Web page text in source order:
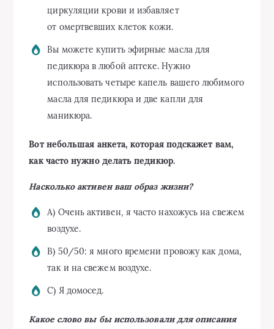
циркуляции крови и избавляет
от омертвевших клеток кожи.
Вы можете купить эфирные масла для
педикюра в любой аптеке. Нужно
использовать четыре капель вашего любимого
масла для педикюра и две капли для
маникюра.
Вот небольшая анкета, которая подскажет вам,
как часто нужно делать педикюр.
Насколько активен ваш образ жизни?
A) Очень активен, я часто нахожусь на свежем
воздухе.
B) 50/50: я много времени провожу как дома,
так и на свежем воздухе.
C) Я домосед.
Какое слово вы бы использовали для описания